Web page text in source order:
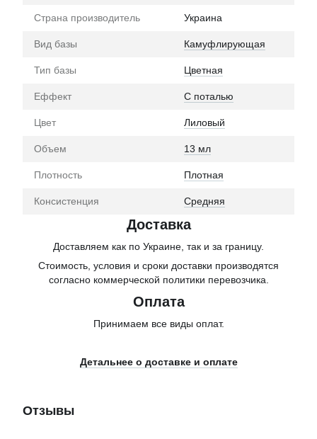
Страна производитель Украина
Вид базы Камуфлирующая
Тип базы Цветная
Еффект С поталью
Цвет Лиловый
Объем 13 мл
Плотность Плотная
Консистенция Средняя
Доставка
Доставляем как по Украине, так и за границу.
Стоимость, условия и сроки доставки производятся
согласно коммерческой политики перевозчика.
Оплата
Принимаем все виды оплат.
Детальнее о доставке и оплате
Отзывы